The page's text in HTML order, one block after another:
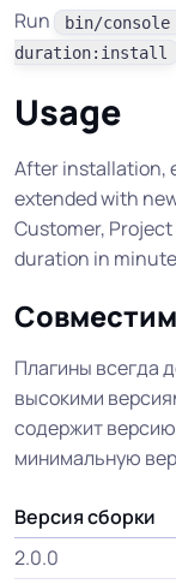
Run
bin/
duration:install
Usage
After installation,
extended with
Customer,
duration in
Плагины всегда
высокими
содержит
минимальную
Версия сборки
2.0.0